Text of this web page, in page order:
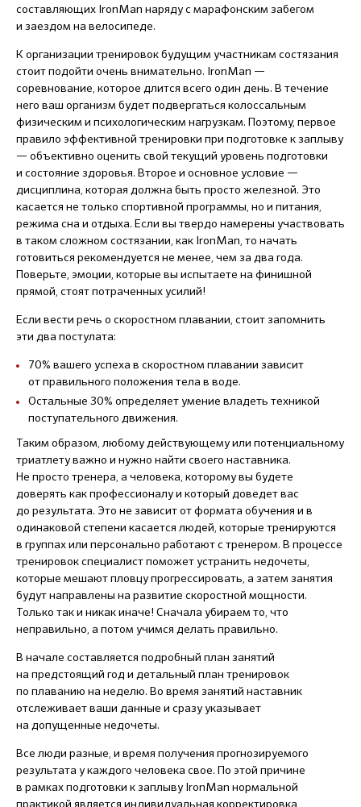
составляющих IronMan наряду с марафонским забегом
и заездом на велосипеде.
К организации тренировок будущим участникам состязания
стоит подойти очень внимательно. IronMan —
соревнование, которое длится всего один день. В течение
него ваш организм будет подвергаться колоссальным
физическим и психологическим нагрузкам. Поэтому, первое
правило эффективной тренировки при подготовке к заплыву
— объективно оценить свой текущий уровень подготовки
и состояние здоровья. Второе и основное условие —
дисциплина, которая должна быть просто железной. Это
касается не только спортивной программы, но и питания,
режима сна и отдыха. Если вы твердо намерены участвовать
в таком сложном состязании, как IronMan, то начать
готовиться рекомендуется не менее, чем за два года.
Поверьте, эмоции, которые вы испытаете на финишной
прямой, стоят потраченных усилий!
Если вести речь о скоростном плавании, стоит запомнить
эти два постулата:
70% вашего успеха в скоростном плавании зависит
от правильного положения тела в воде.
Остальные 30% определяет умение владеть техникой
поступательного движения.
Таким образом, любому действующему или потенциальному
триатлету важно и нужно найти своего наставника.
Не просто тренера, а человека, которому вы будете
доверять как профессионалу и который доведет вас
до результата. Это не зависит от формата обучения и в
одинаковой степени касается людей, которые тренируются
в группах или персонально работают с тренером. В процессе
тренировок специалист поможет устранить недочеты,
которые мешают пловцу прогрессировать, а затем занятия
будут направлены на развитие скоростной мощности.
Только так и никак иначе! Сначала убираем то, что
неправильно, а потом учимся делать правильно.
В начале составляется подробный план занятий
на предстоящий год и детальный план тренировок
по плаванию на неделю. Во время занятий наставник
отслеживает ваши данные и сразу указывает
на допущенные недочеты.
Все люди разные, и время получения прогнозируемого
результата у каждого человека свое. По этой причине
в рамках подготовки к заплыву IronMan нормальной
практикой является индивидуальная корректировка